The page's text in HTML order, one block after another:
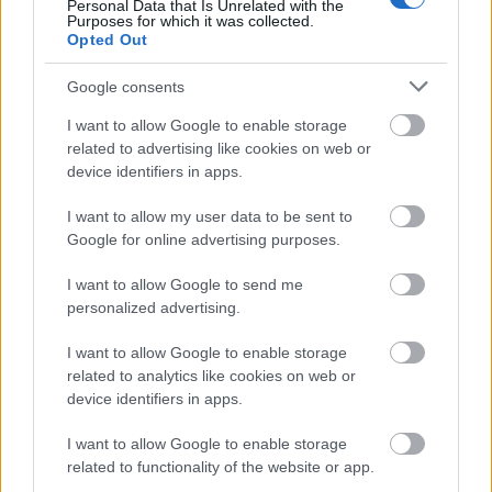
Personal Data that Is Unrelated with the
Purposes for which it was collected.
Opted Out
Google consents
I want to allow Google to enable storage
related to advertising like cookies on web or
device identifiers in apps.
I want to allow my user data to be sent to
Google for online advertising purposes.
I want to allow Google to send me
personalized advertising.
I want to allow Google to enable storage
related to analytics like cookies on web or
device identifiers in apps.
I want to allow Google to enable storage
related to functionality of the website or app.